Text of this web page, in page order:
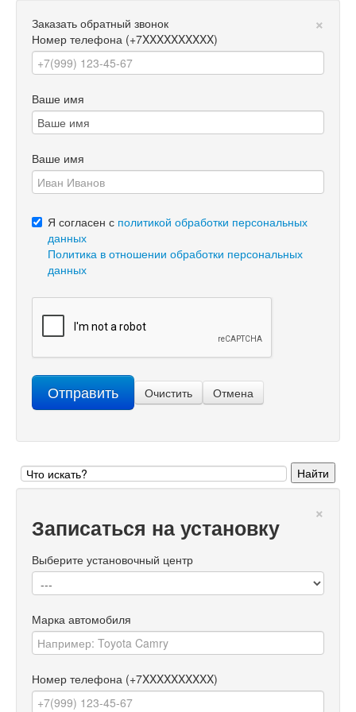
×
Заказать обратный звонок
Номер телефона (+7XXXXXXXXXX)
Ваше имя
Ваше имя
Я согласен с политикой обработки персональных
данных
Политика в отношении обработки персональных
данных
Отправить Очистить Отмена
×
Записаться на установку
Выберите установочный центр
Марка автомобиля
Номер телефона (+7XXXXXXXXXX)